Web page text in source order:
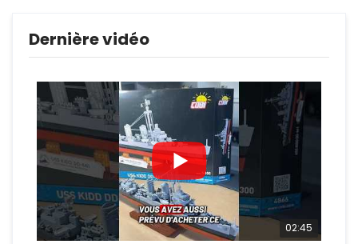
Dernière vidéo
02:45